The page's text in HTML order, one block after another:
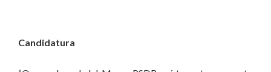
Candidatura